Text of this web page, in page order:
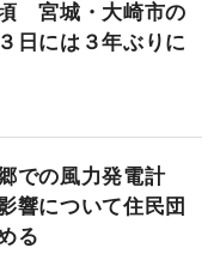
宮城・大崎市の
日には３年ぶりに
での風力発電計
について住民団
る